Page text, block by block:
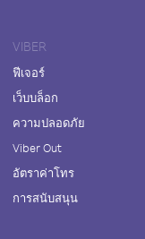
VIBER
ฟีเจอร์
เว็บบล็อก
ความปลอดภัย
Viber Out
อัตราค่าโทร
การสนับสนุน